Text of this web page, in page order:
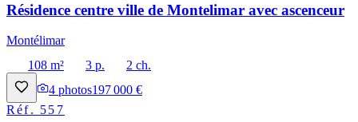
Résidence centre ville de Montelimar avec ascenceur
Montélimar
108 m²
3 p.
2 ch.
4 photos197 000 €
Réf. 557